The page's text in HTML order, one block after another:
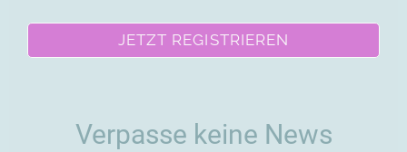
JETZT REGISTRIEREN
Verpasse keine News